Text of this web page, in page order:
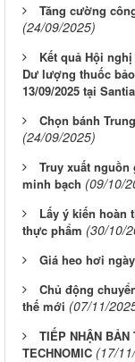
Tăng cường
(24/09/2025)
Kết quả Hội
Dư lượng thuốc
13/09/2025 tại
Chọn bánh
(24/09/2025)
Truy xuất nguồn
minh bạch (09/10/
Lấy ý kiến hoàn
thực phẩm (30/10/
Giá heo hơi
Chủ động
thế mới (07/11/
TIẾP NHẬN BẢN
TECHNOMIC (17/